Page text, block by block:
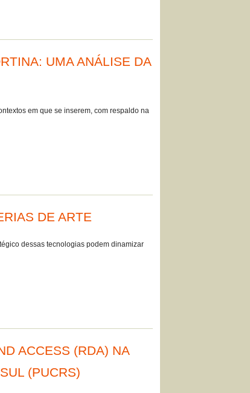
UMA ANÁLISE DA
em que se inserem, com respaldo na
DE ARTE
dessas tecnologias podem dinamizar
ACCESS (RDA) NA
(PUCRS)